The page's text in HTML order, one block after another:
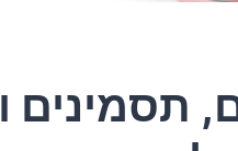
תסמינים